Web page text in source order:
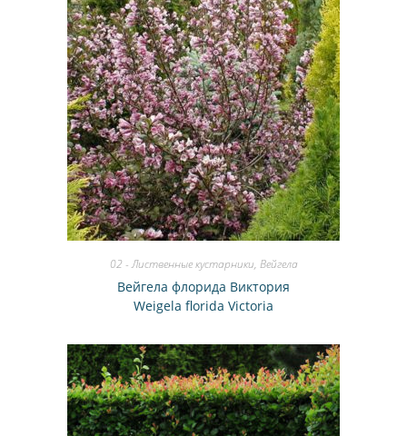
02 - Лиственные кустарники, Вейгела
Вейгела флорида Виктория
Weigela florida Victоria